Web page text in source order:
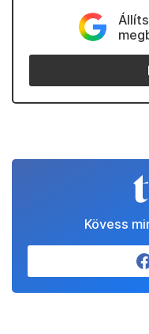
Kövess